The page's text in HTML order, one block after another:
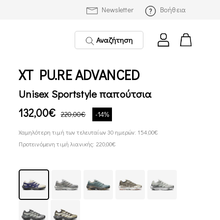
Newsletter Βοήθεια
Αναζήτηση
XT PU.RE ADVANCED
Unisex Sportstyle παπούτσια
132,00€ 220,00€ -14%
Χαμηλότερη τιμή των τελευταίων 30 ημερών: 154,00€
Προτεινόμενη τιμή λιανικής: 220,00€